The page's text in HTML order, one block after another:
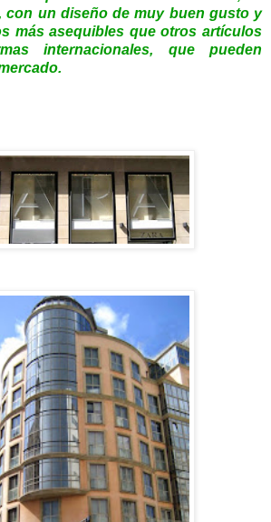
con un diseño de muy buen gusto y
más asequibles que otros artículos
internacionales, que pueden